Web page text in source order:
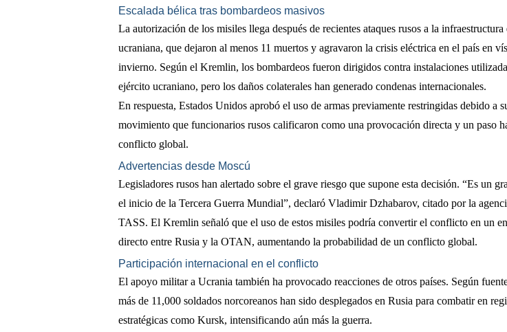
Escalada bélica tras bombardeos masivos
La autorización de los misiles llega después de recientes ataques rusos a la infraestructura
ucraniana, que dejaron al menos 11 muertos y agravaron la crisis eléctrica en el país en
invierno. Según el Kremlin, los bombardeos fueron dirigidos contra instalaciones
ejército ucraniano, pero los daños colaterales han generado condenas internacionales.
En respuesta, Estados Unidos aprobó el uso de armas previamente restringidas debido a
movimiento que funcionarios rusos calificaron como una provocación directa y un paso
conflicto global.
Advertencias desde Moscú
Legisladores rusos han alertado sobre el grave riesgo que supone esta decisión. “Es un
el inicio de la Tercera Guerra Mundial”, declaró Vladimir Dzhabarov, citado por la
TASS. El Kremlin señaló que el uso de estos misiles podría convertir el conflicto en un
directo entre Rusia y la OTAN, aumentando la probabilidad de un conflicto global.
Participación internacional en el conflicto
El apoyo militar a Ucrania también ha provocado reacciones de otros países. Según
más de 11,000 soldados norcoreanos han sido desplegados en Rusia para combatir en
estratégicas como Kursk, intensificando aún más la guerra.